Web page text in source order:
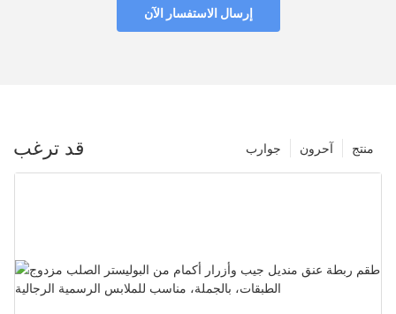
إرسال الاستفسار الآن
قد ترغب منتج آحرون جوارب